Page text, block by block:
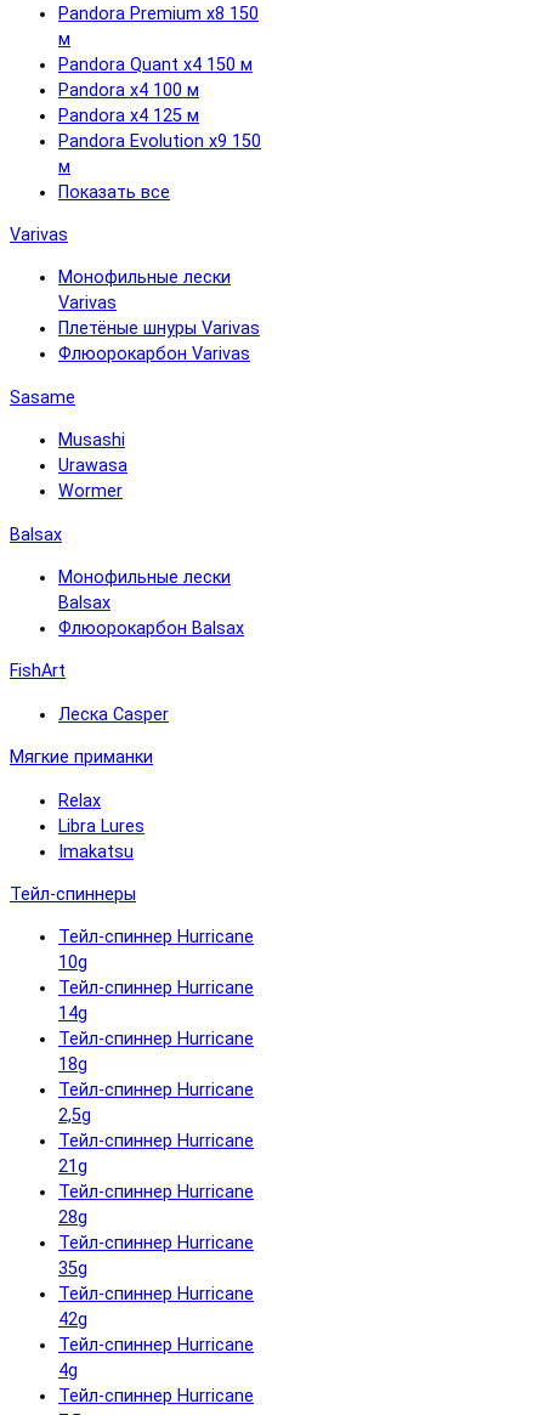
Pandora Premium x8 150
м
Pandora Quant x4 150 м
Pandora x4 100 м
Pandora x4 125 м
Pandora Evolution x9 150
м
Показать все
Varivas
Монофильные лески
Varivas
Плетёные шнуры Varivas
Флюорокарбон Varivas
Sasame
Musashi
Urawasa
Wormer
Balsax
Монофильные лески
Balsax
Флюорокарбон Balsax
FishArt
Леска Casper
Мягкие приманки
Relax
Libra Lures
Imakatsu
Тейл-спиннеры
Тейл-спиннер Hurricane
10g
Тейл-спиннер Hurricane
14g
Тейл-спиннер Hurricane
18g
Тейл-спиннер Hurricane
2,5g
Тейл-спиннер Hurricane
21g
Тейл-спиннер Hurricane
28g
Тейл-спиннер Hurricane
35g
Тейл-спиннер Hurricane
42g
Тейл-спиннер Hurricane
4g
Тейл-спиннер Hurricane